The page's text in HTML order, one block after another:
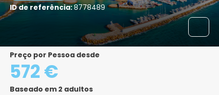
ID de referência:8778489
Preço por Pessoa desde
572 €
Baseado em 2 adultos